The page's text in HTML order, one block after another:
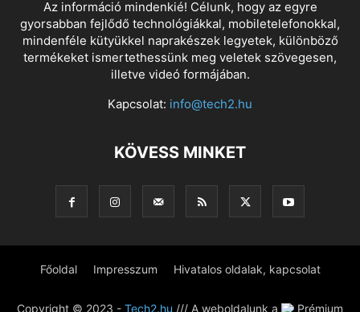
Az információ mindenkié! Célunk, hogy az egyre
gyorsabban fejlődő technológiákkal, mobiletelefonokkal,
mindenféle kütyükkel naprakészek legyetek, különböző
termékeket ismertethessünk meg veletek szövegesen,
illetve videó formájában.
Kapcsolat: info@tech2.hu
KÖVESS MINKET
Főoldal Impresszum Hivatalos oldalak, kapcsolat
Copyright © 2023 - Tech2.hu /// A weboldalunk a Prémium